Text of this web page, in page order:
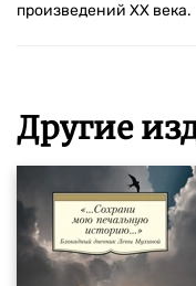
произведений XX века.
Другие